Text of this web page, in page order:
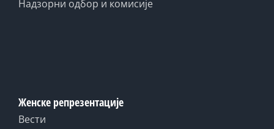
Надзорни одбор и комисије
Женске репрезентације
Вести